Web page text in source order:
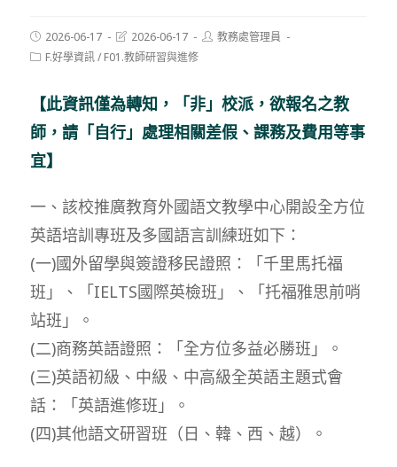
Post
published:
2026-06-17
Post
last
modified:
2026-06-17
Post教務處管理員
PostF.好學資訊/ F01.教師研習與進修
【此資訊僅為轉知，「非」校派，欲報名之教
師，請「自行」處理相關差假、課務及費用等事
宜】
一、該校推廣教育外國語文教學中心開設全方位
英語培訓專班及多國語言訓練班如下：
(一)國外留學與簽證移民證照：「千里馬托福
班」、「IELTS國際英檢班」、「托福雅思前哨
站班」。
(二)商務英語證照：「全方位多益必勝班」。
(三)英語初級、中級、中高級全英語主題式會
話：「英語進修班」。
(四)其他語文研習班（日、韓、西、越）。